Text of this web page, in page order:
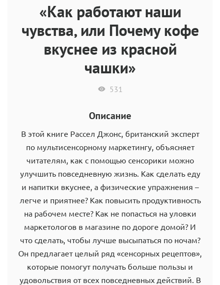
«Как работают наши
чувства, или Почему кофе
вкуснее из красной
чашки»
531
Описание
В этой книге Рассел Джонс, британский эксперт
по мультисенсорному маркетингу, объясняет
читателям, как с помощью сенсорики можно
улучшить повседневную жизнь. Как сделать еду
и напитки вкуснее, а физические упражнения –
легче и приятнее? Как повысить продуктивность
на рабочем месте? Как не попасться на уловки
маркетологов в магазине по дороге домой? И
что сделать, чтобы лучше высыпаться по ночам?
Он предлагает целый ряд «сенсорных рецептов»,
которые помогут получать больше пользы и
удовольствия от всех повседневных действий. В